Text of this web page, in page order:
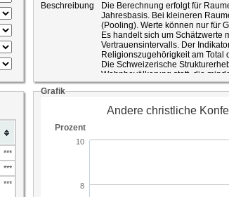
***
***
***
Beschreibung
Die Berechnung erfolgt für
Jahresbasis. Bei kleineren
(Pooling). Werte können nur für
Es handelt sich um Schätzwerte
Vertrauensintervalls. Der
Religionszugehörigkeit am
Die Schweizerische
Wohnbevölkerung statt, die
Stichprobe umfasst schweizweit
eine Erhöhung der Stichprobe
keinen Gebrauch gemacht hat.
Privathaushalten produziert.
einer Wahrscheinlichkeit von 95
Bundesamt für Statistik
Grafik